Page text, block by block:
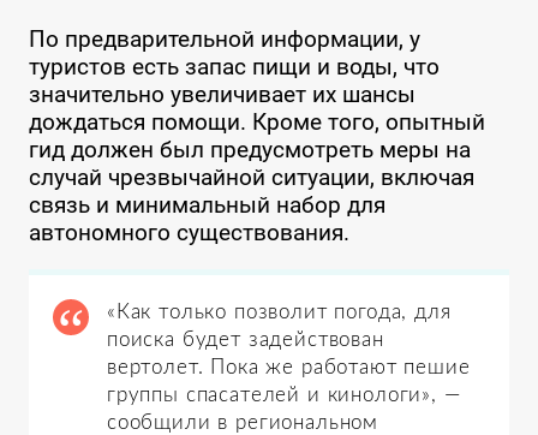
По предварительной информации, у
туристов есть запас пищи и воды, что
значительно увеличивает их шансы
дождаться помощи. Кроме того, опытный
гид должен был предусмотреть меры на
случай чрезвычайной ситуации, включая
связь и минимальный набор для
автономного существования.
«Как только позволит погода, для
поиска будет задействован
вертолет. Пока же работают пешие
группы спасателей и кинологи», —
сообщили в региональном